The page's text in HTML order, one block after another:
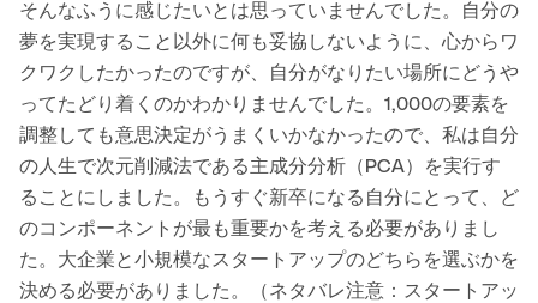
そんなふうに感じたいとは思っていませんでした。自分の
夢を実現すること以外に何も妥協しないように、心からワ
クワクしたかったのですが、自分がなりたい場所にどうや
ってたどり着くのかわかりませんでした。1,000の要素を
調整しても意思決定がうまくいかなかったので、私は自分
の人生で次元削減法である主成分分析（PCA）を実行す
ることにしました。もうすぐ新卒になる自分にとって、ど
のコンポーネントが最も重要かを考える必要がありまし
た。大企業と小規模なスタートアップのどちらを選ぶかを
決める必要がありました。（ネタバレ注意：スタートアッ